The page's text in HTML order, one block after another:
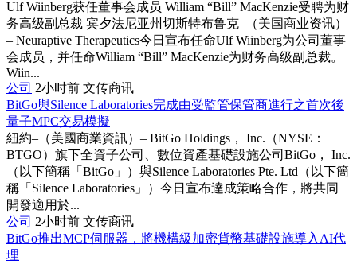
Ulf Wiinberg获任董事会成员 William “Bill” MacKenzie受聘为财
务高级副总裁 宾夕法尼亚州切斯特布鲁克–（美国商业资讯）
– Neuraptive Therapeutics今日宣布任命Ulf Wiinberg为公司董事
会成员，并任命William “Bill” MacKenzie为财务高级副总裁。
Wiin...
公司 2小时前 文传商讯
BitGo與Silence Laboratories完成由受監管保管商進行之首次後
量子MPC交易模擬
紐約–（美國商業資訊）– BitGo Holdings， Inc.（NYSE：
BTGO）旗下全資子公司、數位資產基礎設施公司BitGo， Inc.
（以下簡稱「BitGo」）與Silence Laboratories Pte. Ltd（以下簡
稱「Silence Laboratories」）今日宣布達成策略合作，將共同
開發適用於...
公司 2小时前 文传商讯
BitGo推出MCP伺服器，將機構級加密貨幣基礎設施導入AI代
理